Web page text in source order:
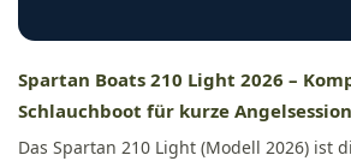
Spartan Boats 210 Light 2026 –
Schlauchboot für kurze
Das Spartan 210 Light (Modell 2026) ist